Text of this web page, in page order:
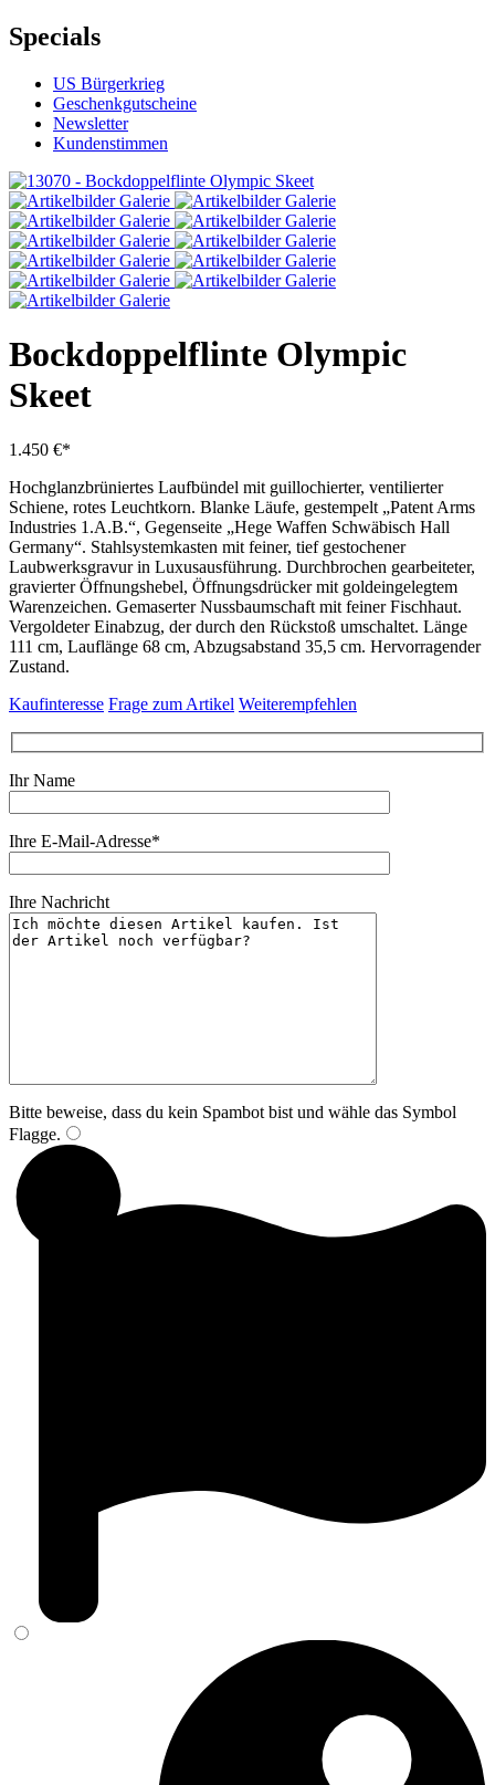
Specials
US Bürgerkrieg
Geschenkgutscheine
Newsletter
Kundenstimmen
Bockdoppelflinte Olympic
Skeet
1.450 €*
Hochglanzbrüniertes Laufbündel mit guillochierter, ventilierter
Schiene, rotes Leuchtkorn. Blanke Läufe, gestempelt „Patent Arms
Industries 1.A.B.“, Gegenseite „Hege Waffen Schwäbisch Hall
Germany“. Stahlsystemkasten mit feiner, tief gestochener
Laubwerksgravur in Luxusausführung. Durchbrochen gearbeiteter,
gravierter Öffnungshebel, Öffnungsdrücker mit goldeingelegtem
Warenzeichen. Gemaserter Nussbaumschaft mit feiner Fischhaut.
Vergoldeter Einabzug, der durch den Rückstoß umschaltet. Länge
111 cm, Lauflänge 68 cm, Abzugsabstand 35,5 cm. Hervorragender
Zustand.
Kaufinteresse Frage zum Artikel Weiterempfehlen
Ihr Name
Ihre E-Mail-Adresse*
Ihre Nachricht
Bitte beweise, dass du kein Spambot bist und wähle das Symbol
Flagge.